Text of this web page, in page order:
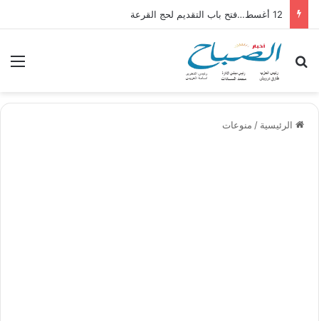
12 أغسط…فتح باب التقديم لحج القرعة
بحث عن
الرئيسية / منوعات